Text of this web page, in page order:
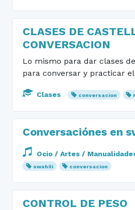
CLASES DE
CONVERSACION
Lo mismo para dar clases
para conversar y practicar
Clases conversacion
Conversaciónes en
Ocio / Artes /
swahili conversacion
CONTROL DE PESO